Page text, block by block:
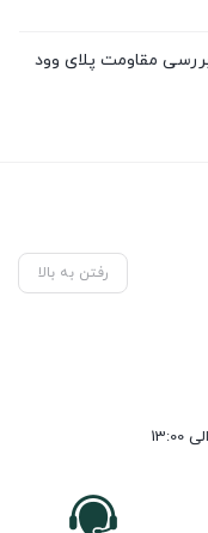
مقاومت پلای وود
رفتن به بالا